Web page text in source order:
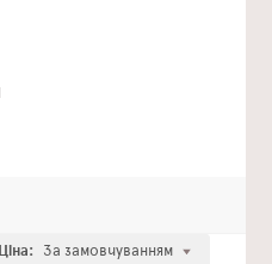
Ціна: За замовчуванням